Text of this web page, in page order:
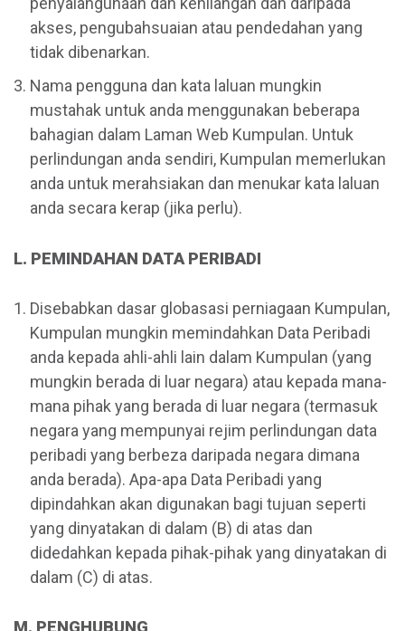
akses, pengubahsuaian atau pendedahan yang
tidak dibenarkan.
Nama pengguna dan kata laluan mungkin
mustahak untuk anda menggunakan beberapa
bahagian dalam Laman Web Kumpulan. Untuk
perlindungan anda sendiri, Kumpulan memerlukan
anda untuk merahsiakan dan menukar kata laluan
anda secara kerap (jika perlu).
L. PEMINDAHAN DATA PERIBADI
Disebabkan dasar globasasi perniagaan Kumpulan,
Kumpulan mungkin memindahkan Data Peribadi
anda kepada ahli-ahli lain dalam Kumpulan (yang
mungkin berada di luar negara) atau kepada mana-
mana pihak yang berada di luar negara (termasuk
negara yang mempunyai rejim perlindungan data
peribadi yang berbeza daripada negara dimana
anda berada). Apa-apa Data Peribadi yang
dipindahkan akan digunakan bagi tujuan seperti
yang dinyatakan di dalam (B) di atas dan
didedahkan kepada pihak-pihak yang dinyatakan di
dalam (C) di atas.
M. PENGHUBUNG